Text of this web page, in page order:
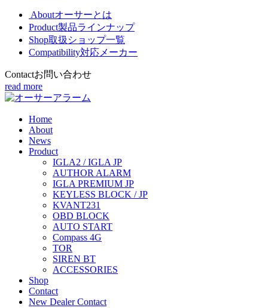
Aboutオーサーとは
Product製品ラインナップ
Shop取扱ショップ一覧
Compatibility対応メーカー
Contactお問い合わせ
read more
Home
About
News
Product
IGLA2 / IGLA JP
AUTHOR ALARM
IGLA PREMIUM JP
KEYLESS BLOCK / JP
KVANT231
OBD BLOCK
AUTO START
Compass 4G
TOR
SIREN BT
ACCESSORIES
Shop
Contact
New Dealer Contact